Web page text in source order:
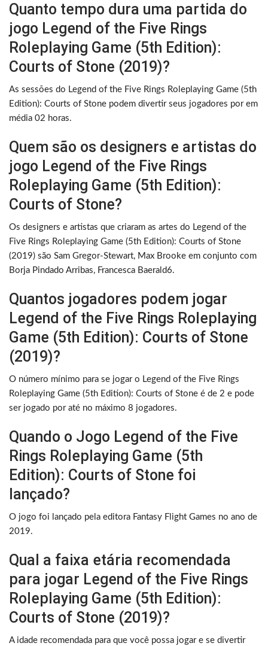
Quanto tempo dura uma partida do
jogo Legend of the Five Rings
Roleplaying Game (5th Edition):
Courts of Stone (2019)?
As sessões do Legend of the Five Rings Roleplaying Game (5th
Edition): Courts of Stone podem divertir seus jogadores por em
média 02 horas.
Quem são os designers e artistas do
jogo Legend of the Five Rings
Roleplaying Game (5th Edition):
Courts of Stone?
Os designers e artistas que criaram as artes do Legend of the
Five Rings Roleplaying Game (5th Edition): Courts of Stone
(2019) são Sam Gregor-Stewart, Max Brooke em conjunto com
Borja Pindado Arribas, Francesca Baerald6.
Quantos jogadores podem jogar
Legend of the Five Rings Roleplaying
Game (5th Edition): Courts of Stone
(2019)?
O número mínimo para se jogar o Legend of the Five Rings
Roleplaying Game (5th Edition): Courts of Stone é de 2 e pode
ser jogado por até no máximo 8 jogadores.
Quando o Jogo Legend of the Five
Rings Roleplaying Game (5th
Edition): Courts of Stone foi
lançado?
O jogo foi lançado pela editora Fantasy Flight Games no ano de
2019.
Qual a faixa etária recomendada
para jogar Legend of the Five Rings
Roleplaying Game (5th Edition):
Courts of Stone (2019)?
A idade recomendada para que você possa jogar e se divertir